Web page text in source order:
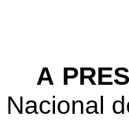
A
Nacional